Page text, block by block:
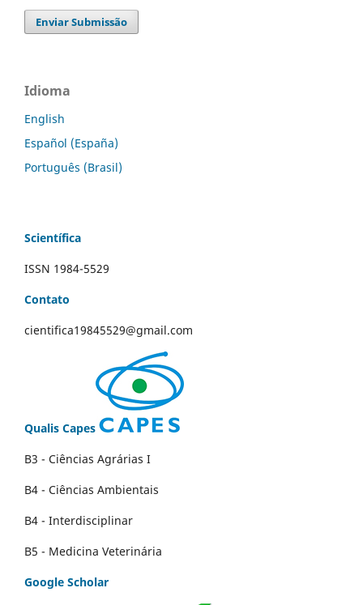
Enviar Submissão
Idioma
English
Español (España)
Português (Brasil)
Scientífica
ISSN 1984-5529
Contato
cientifica19845529@gmail.com
Qualis Capes
B3 - Ciências Agrárias I
B4 - Ciências Ambientais
B4 - Interdisciplinar
B5 - Medicina Veterinária
Google Scholar